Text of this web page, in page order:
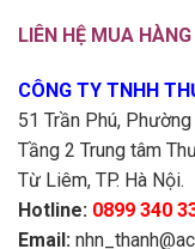
LIÊN HỆ MUA HÀNG
CÔNG TY TNHH
51 Trần Phú,
Tầng 2 Trung tâm
Từ Liêm, TP. Hà Nội.
Hotline: 0899 340
Email: